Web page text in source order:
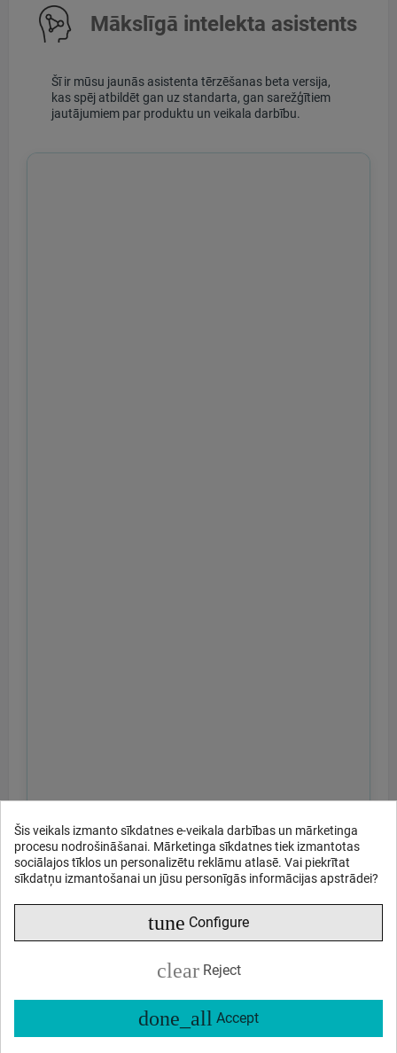
Šis veikals izmanto sīkdatnes e-veikala darbības un mārketinga
procesu nodrošināšanai. Mārketinga sīkdatnes tiek izmantotas
sociālajos tīklos un personalizētu reklāmu atlasē. Vai piekrītat
sīkdatņu izmantošanai un jūsu personīgās informācijas apstrādei?
tune Configure
clear Reject
done_all Accept
Mākslīgā intelekta asistents
Šī ir mūsu jaunās asistenta tērzēšanas beta versija,
kas spēj atbildēt gan uz standarta, gan sarežģītiem
jautājumiem par produktu un veikala darbību.